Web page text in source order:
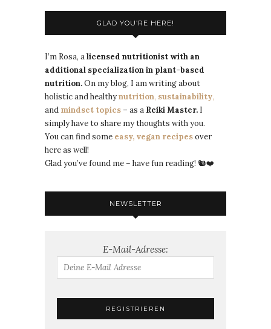
GLAD YOU’RE HERE!
I’m Rosa, alicensed nutritionist with an
additional specialization in plant-based
nutrition.On my blog, I am writing about
holistic and healthynutrition, sustainability,
and mindset topics – as a Reiki Master. I
simply have to share my thoughts with you.
You can find some easy, vegan recipesover
here as well!
Glad you’ve found me – have fun reading! 🐿️❤️
NEWSLETTER
E-Mail-Adresse: